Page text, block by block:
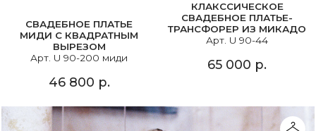
СВАДЕБНОЕ ПЛАТЬЕ
МИДИ С КВАДРАТНЫМ
ВЫРЕЗОМ
Арт. U 90-200 миди
46 800 р.
КЛАКССИЧЕСКОЕ
СВАДЕБНОЕ ПЛАТЬЕ-
ТРАНСФОРЕР ИЗ МИКАДО
Арт. U 90-44
65 000 р.